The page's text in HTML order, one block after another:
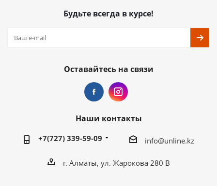
Будьте всегда в курсе!
Оставайтесь на связи
Наши контакты
+7(727) 339-59-09 info@unline.kz
г. Алматы, ул. Жарокова 280 В